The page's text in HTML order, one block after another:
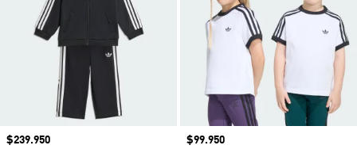
Precio
$239.950
Precio
$99.950